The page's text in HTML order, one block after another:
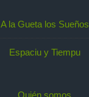
A la Gueta los Sueños
Espaciu y Tiempu
Quién somos